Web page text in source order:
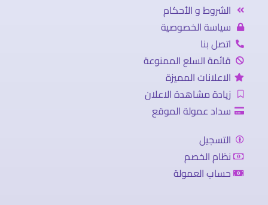
الشروط و الأحكام
سياسة الخصوصية
اتصل بنا
قائمة السلع الممنوعة
الاعلانات المميزة
زيادة مشاهدة الاعلان
سداد عمولة الموقع
التسجيل
نظام الخصم
حساب العمولة